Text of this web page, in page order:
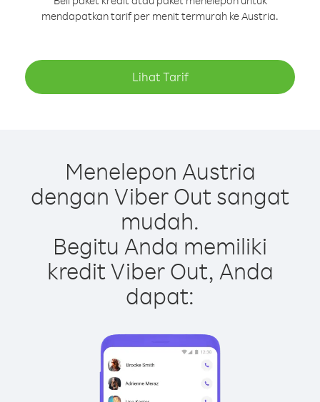
mendapatkan tarif per menit termurah ke Austria.
Lihat Tarif
Menelepon Austria
dengan Viber Out sangat
mudah.
Begitu Anda memiliki
kredit Viber Out, Anda
dapat: